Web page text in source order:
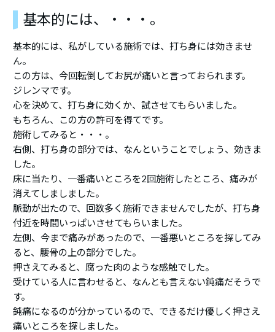
基本的には、・・・。
基本的には、私がしている施術では、打ち身には効きませ
ん。
この方は、今回転倒してお尻が痛いと言っておられます。
ジレンマです。
心を決めて、打ち身に効くか、試させてもらいました。
もちろん、この方の許可を得てです。
施術してみると・・・。
右側、打ち身の部分では、なんということでしょう、効きま
した。
床に当たり、一番痛いところを2回施術したところ、痛みが
消えてしましました。
脈動が出たので、回数多く施術できませんでしたが、打ち身
付近を時間いっぱいさせてもらいました。
左側、今まで痛みがあったので、一番悪いところを探してみ
ると、腰骨の上の部分でした。
押さえてみると、腐った肉のような感触でした。
受けている人に言わせると、なんとも言えない鈍痛だそうで
す。
鈍痛になるのが分かっているので、できるだけ優しく押さえ
痛いところを探しました。